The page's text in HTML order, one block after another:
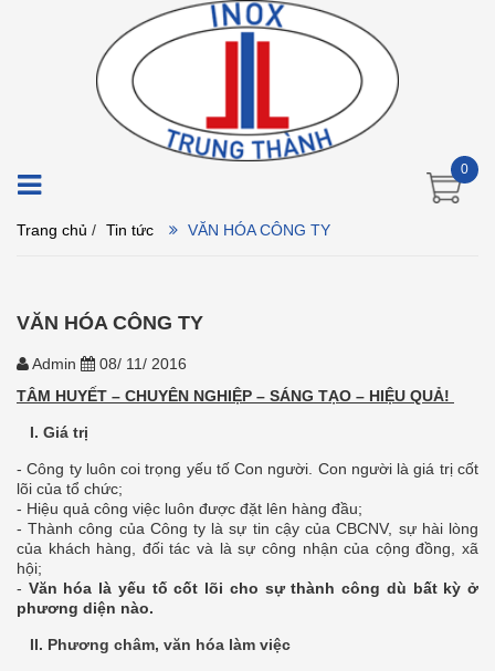
0
Trang chủ / Tin tức VĂN HÓA CÔNG TY
VĂN HÓA CÔNG TY
Admin
08/ 11/ 2016
TÂM HUYẾT – CHUYÊN NGHIỆP – SÁNG TẠO – HIỆU QUẢ!
I. Giá trị
- Công ty luôn coi trọng yếu tố Con người. Con người là giá trị cốt
lõi của tổ chức;
- Hiệu quả công việc luôn được đặt lên hàng đầu;
- Thành công của Công ty là sự tin cậy của CBCNV, sự hài lòng
của khách hàng, đối tác và là sự công nhận của cộng đồng, xã
hội;
- Văn hóa là yếu tố cốt lõi cho sự thành công dù bất kỳ ở
phương diện nào.
II. Phương châm, văn hóa làm việc